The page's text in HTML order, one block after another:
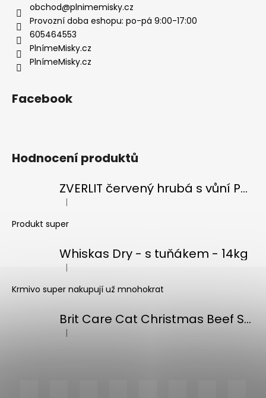
obchod@plnimemisky.cz
Provozní doba eshopu: po-pá 9:00-17:00
605464553
PlnímeMisky.cz
PlnímeMisky.cz
Facebook
Hodnocení produktů
ZVERLIT červený hrubá s vůní Podestýlka kočka 10kg
Hodnocení produktu je 5 z 5 hvězdiček.
|
Produkt super
Whiskas Dry - s tuňákem - 14kg
Hodnocení produktu je 5 z 5 hvězdiček.
|
Krmivo super nakupují už mnohokrat
Brit Care Cat Christmas Beef Soup 75g
Hodnocení produktu je 5 z 5 hvězdiček.
|